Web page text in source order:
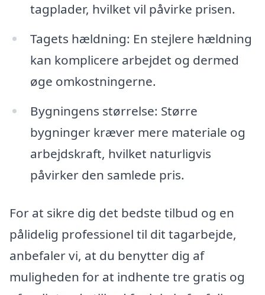
tagplader, hvilket vil påvirke prisen.
Tagets hældning: En stejlere hældning
kan komplicere arbejdet og dermed
øge omkostningerne.
Bygningens størrelse: Større
bygninger kræver mere materiale og
arbejdskraft, hvilket naturligvis
påvirker den samlede pris.
For at sikre dig det bedste tilbud og en
pålidelig professionel til dit tagarbejde,
anbefaler vi, at du benytter dig af
muligheden for at indhente tre gratis og